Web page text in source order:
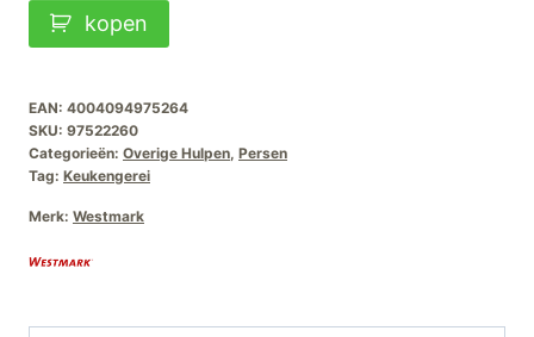
Westmark
Gehaktmolen
8
aantal
kopen
EAN: 4004094975264
SKU: 97522260
Categorieën: Overige Hulpen, Persen
Tag: Keukengerei
Merk: Westmark